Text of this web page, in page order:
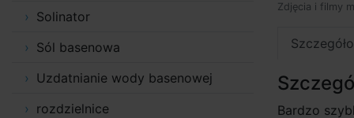
Zdjęcia i filmy
Bardzo
Solinator
Sól basenowa
Uzdatnianie wody basenowej
rozdzielnice